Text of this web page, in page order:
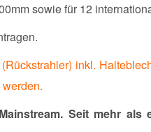
sowie für 12
inkl.
Seit mehr